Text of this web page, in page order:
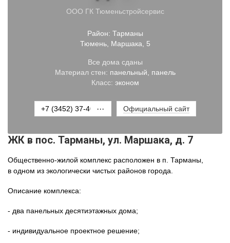
ООО ГК Тюменьстройсервис
Район: Тарманы
Тюмень, Маршака , 5
Все дома сданы
Материал стен: панельный, панель
Класс: эконом
+7 (3452) 37-40-05
··· Официальный сайт
ЖК в пос. Тарманы, ул. Маршака, д. 7
Общественно-жилой комплекс расположен в п. Тарманы,
в одном из экологически чистых районов города.
Описание комплекса:
- два панельных десятиэтажных дома;
- индивидуальное проектное решение;